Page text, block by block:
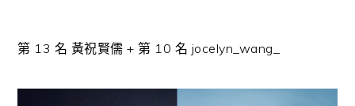
第 13 名 黃祝賢儒 + 第 10 名 jocelyn_wang_